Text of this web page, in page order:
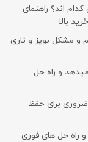
۵ میلیون تومان کدام اند؟ راهنمای
بالا
مشکل نویز و تاری
و راه حل
هک شدن لپ تاپ؛ 10 راهکار ضروری برای حفظ
می شود؟ ۷ دلیل مهم و راه حل های فوری